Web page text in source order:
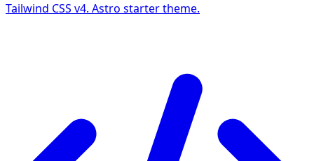
Tailwind CSS v4. Astro starter theme.